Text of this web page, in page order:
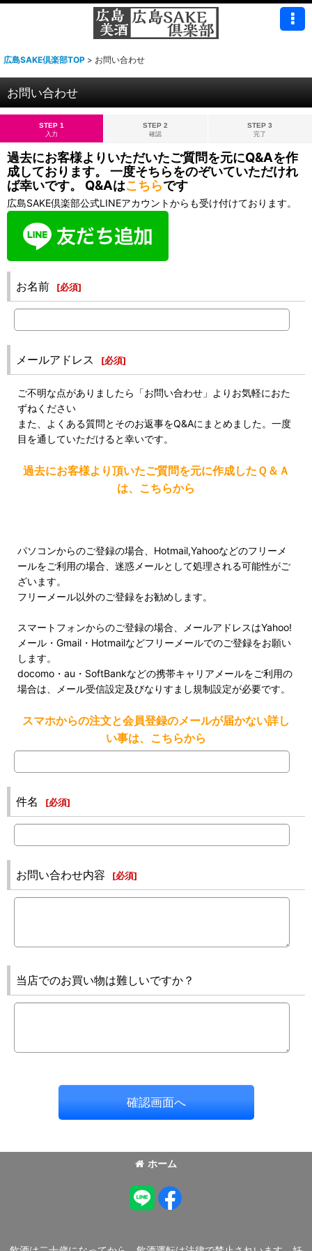
広島SAKE倶楽部TOP > お問い合わせ
お問い合わせ
STEP 1
入力
STEP 2
確認
STEP 3
完了
過去にお客様よりいただいたご質問を元にQ&Aを作
成しております。 一度そちらをのぞいていただけれ
ば幸いです。 Q&Aはこちらです
広島SAKE倶楽部公式LINEアカウントからも受け付けております。
お名前 [必須]
メールアドレス [必須]
ご不明な点がありましたら「お問い合わせ」よりお気軽におた
ずねください
また、よくある質問とそのお返事をQ&Aにまとめました。一度
目を通していただけると幸いです。
過去にお客様より頂いたご質問を元に作成したＱ＆Ａ
は、こちらから
パソコンからのご登録の場合、Hotmail,Yahooなどのフリーメ
ールをご利用の場合、迷惑メールとして処理される可能性がご
ざいます。
フリーメール以外のご登録をお勧めします。
スマートフォンからのご登録の場合、メールアドレスはYahoo!
メール・Gmail・Hotmailなどフリーメールでのご登録をお願い
します。
docomo・au・SoftBankなどの携帯キャリアメールをご利用の
場合は、メール受信設定及びなりすまし規制設定が必要です。
スマホからの注文と会員登録のメールが届かない詳し
い事は、こちらから
件名 [必須]
お問い合わせ内容 [必須]
当店でのお買い物は難しいですか？
確認画面へ
ホーム